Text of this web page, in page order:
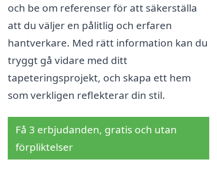
och be om referenser för att säkerställa
att du väljer en pålitlig och erfaren
hantverkare. Med rätt information kan du
tryggt gå vidare med ditt
tapeteringsprojekt, och skapa ett hem
som verkligen reflekterar din stil.
Få 3 erbjudanden, gratis och utan
förpliktelser